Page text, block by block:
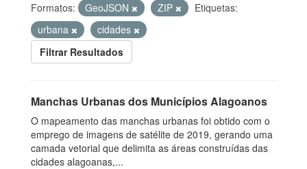
Formatos: GeoJSON ZIP
Etiquetas:
urbana
cidades
Filtrar Resultados
Manchas Urbanas dos Municípios Alagoanos
O mapeamento das manchas urbanas foi obtido com o
emprego de imagens de satélite de 2019, gerando uma
camada vetorial que delimita as áreas construídas das
cidades alagoanas,...